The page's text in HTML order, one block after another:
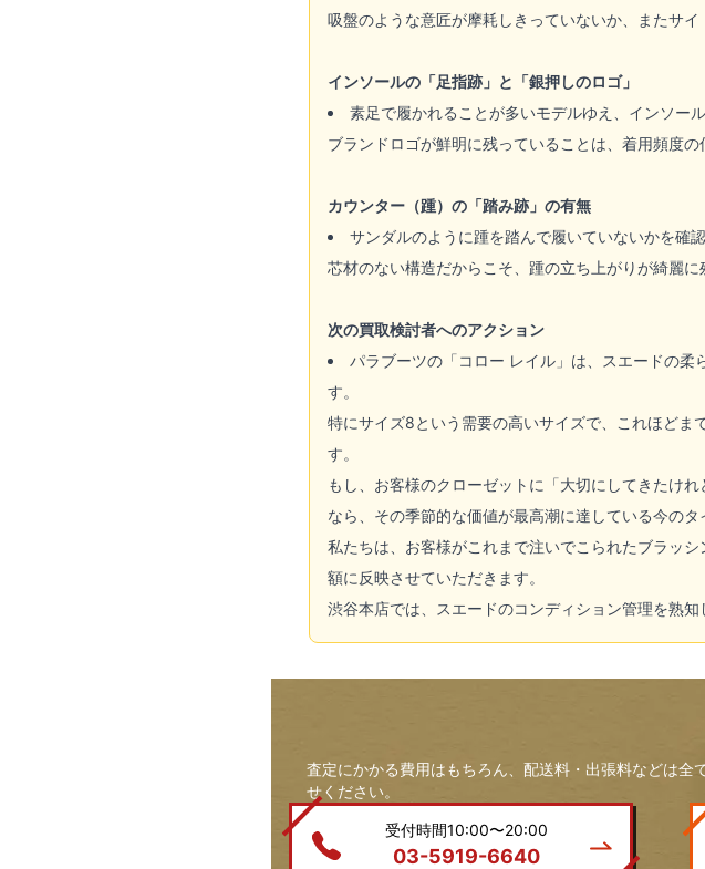
吸盤のような意匠が摩耗しきっていないか、またサ
インソールの「足指跡」と「銀押しのロゴ」
素足で履かれることが多いモデルゆえ、インソー
ブランドロゴが鮮明に残っていることは、着用頻度の
カウンター（踵）の「踏み跡」の有無
サンダルのように踵を踏んで履いていないかを確認
芯材のない構造だからこそ、踵の立ち上がりが綺麗
次の買取検討者へのアクション
パラブーツの「コロー レイル」は、スエードの
す。
特にサイズ8という需要の高いサイズで、これほどま
す。
もし、お客様のクローゼットに「大切にしてきたけ
なら、その季節的な価値が最高潮に達している今の
私たちは、お客様がこれまで注いでこられたブラッ
額に反映させていただきます。
渋谷本店では、スエードのコンディション管理を熟
査定にかかる費用はもちろん、配送料・出張料などは
せください。
受付時間10:00〜20:00
03-5919-6640